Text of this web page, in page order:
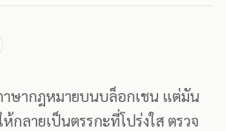
าษากฎหมายบนบล็อกเชน แต่มัน
กลายเป็นตรรกะที่โปร่งใส ตรวจ